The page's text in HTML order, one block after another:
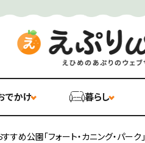
でかけ 暮らし
め公園「フォート・カニング・パーク」